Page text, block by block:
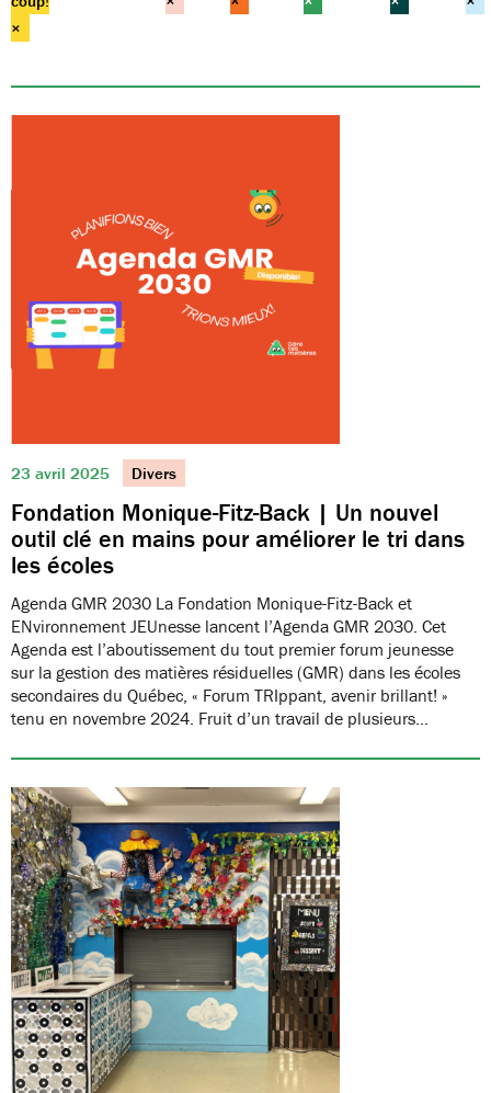
23 avril 2025 Divers
Fondation Monique-Fitz-Back | Un nouvel
outil clé en mains pour améliorer le tri dans
les écoles
Agenda GMR 2030 La Fondation Monique-Fitz-Back et
ENvironnement JEUnesse lancent l’Agenda GMR 2030. Cet
Agenda est l’aboutissement du tout premier forum jeunesse
sur la gestion des matières résiduelles (GMR) dans les écoles
secondaires du Québec, « Forum TRIppant, avenir brillant! »
tenu en novembre 2024. Fruit d’un travail de plusieurs…
×